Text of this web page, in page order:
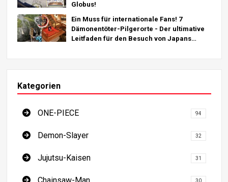
Globus!
Ein Muss für internationale Fans! 7
Dämonentöter-Pilgerorte - Der ultimative
Leitfaden für den Besuch von Japans
Kategorien
ONE-PIECE 94
Demon-Slayer 32
Jujutsu-Kaisen 31
30